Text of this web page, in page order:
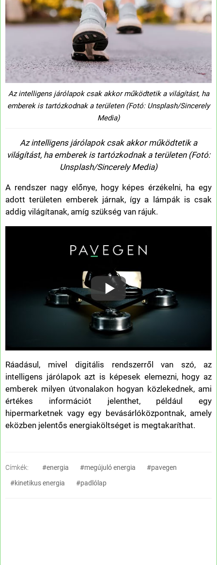
Az intelligens járólapok csak akkor működtetik a világítást, ha
emberek is tartózkodnak a területen (Fotó: Unsplash/Sincerely
Media)
Az intelligens járólapok csak akkor működtetik a
világítást, ha emberek is tartózkodnak a területen (Fotó:
Unsplash/Sincerely Media)
A rendszer nagy előnye, hogy képes érzékelni, ha egy
adott területen emberek járnak, így a lámpák is csak
addig világítanak, amíg szükség van rájuk.
Ráadásul, mivel digitális rendszerről van szó, az
intelligens járólapok azt is képesek elemezni, hogy az
emberek milyen útvonalakon hogyan közlekednek, ami
értékes információt jelenthet, például egy
hipermarketnek vagy egy bevásárlóközpontnak, amely
eközben jelentős energiaköltséget is megtakaríthat.
Címkék: #energia #megújuló energia
#pavegen
#kinetikus energia
#padlólap